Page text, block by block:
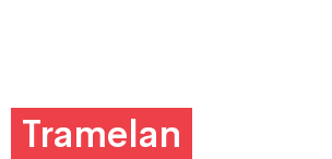
Tramelan